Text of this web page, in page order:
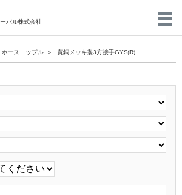
バル株式会社
ホースニップル 黄銅メッキ製3方接手GYS(R)